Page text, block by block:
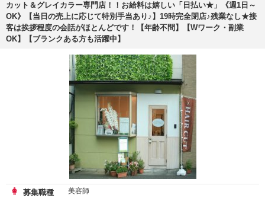
カット＆グレイカラー専門店！！お給料は嬉しい「日払い★」《週1日～
OK》【当日の売上に応じて特別手当あり♪】19時完全閉店♪残業なし★接
客は挨拶程度の会話がほとんどです！【年齢不問】【Wワーク・副業
OK】【ブランクある方も活躍中】
募集職種 美容師